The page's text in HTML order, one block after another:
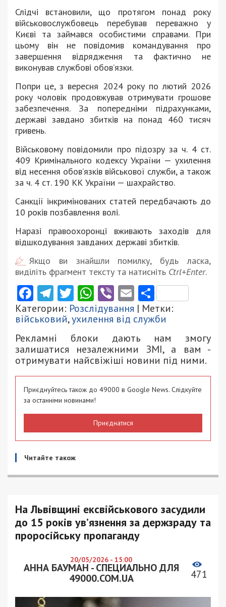
Слідчі встановили, що протягом понад року
військовослужбовець перебував переважно у
Києві та займався особистими справами. При
цьому він не повідомив командування про
завершення відрядження та фактично не
виконував службові обов’язки.
Попри це, з вересня 2024 року по лютий 2026
року чоловік продовжував отримувати грошове
забезпечення. За попередніми підрахунками,
державі завдано збитків на понад 460 тисяч
гривень.
Військовому повідомили про підозру за ч. 4 ст.
409 Кримінального кодексу України — ухилення
від несення обов’язків військової служби, а також
за ч. 4 ст. 190 КК України — шахрайство.
Санкції інкримінованих статей передбачають до
10 років позбавлення волі.
Наразі правоохоронці вживають заходів для
відшкодування завданих державі збитків.
Якщо ви знайшли помилку, будь ласка,
виділіть фрагмент тексту та натисніть Ctrl+Enter.
Facebook
Telegram
Twitter
WhatsApp
ViberEmail
Категории: Розслідування | Метки:
військовий,ухилення від служби
Рекламні блоки дають нам змогу
залишатися незалежними ЗМІ, а вам -
отримувати найсвіжіші новини під ними.
Приєднуйтесь також до 49000 в Google News. Слідкуйте
за останніми новинами!
Приєднатися
Читайте також
На Львівщині ексвійськового засудили
до 15 років ув’язнення за держзраду та
проросійську пропаганду
20/05/2026 - 15:00
АННА БАУМАН - СПЕЦИАЛЬНО ДЛЯ
49000.COM.UA
471